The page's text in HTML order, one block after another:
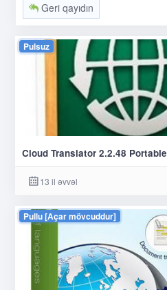
Geri qayıdın
Pulsuz
Cloud Translator 2.2.48 Portable
13 il əvvəl
Pullu [Açar mövcuddur]